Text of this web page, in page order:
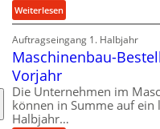
Weiterlesen:
M
a
t
i
Auftragseingang 1. Halbjahr
Maschinenbau-
Vorjahr
Die Unternehmen im
können in Summe auf ein
Halbjahr…